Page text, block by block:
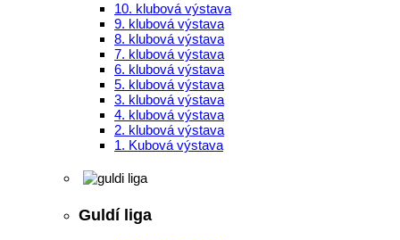
10. klubová výstava
9. klubová výstava
8. klubová výstava
7. klubová výstava
6. klubová výstava
5. klubová výstava
3. klubová výstava
4. klubová výstava
2. klubová výstava
1. Kubová výstava
Guldí liga